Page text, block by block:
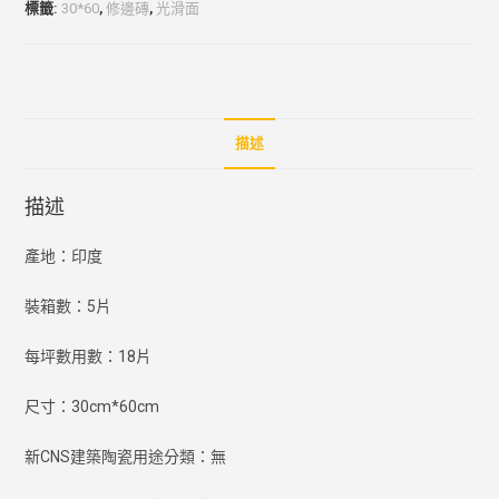
標籤:30*60,修邊磚, 光滑面
描述
描述
產地：印度
裝箱數：5片
每坪數用數：18片
尺寸：30cm*60cm
新CNS建築陶瓷用途分類：無